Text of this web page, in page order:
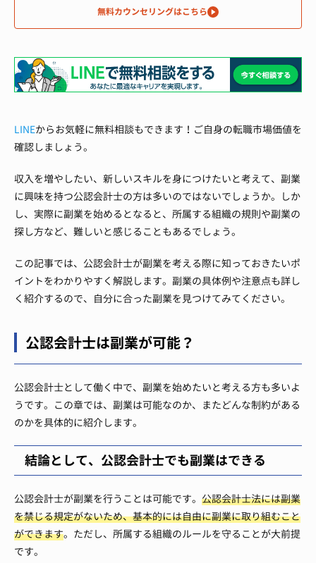
無料カウンセリングはこちら
LINEからお気軽に無料相談もできます！ご自身の転職市場価値を
確認しましょう。
収入を増やしたい、新しいスキルを身につけたいと考えて、副業
に興味を持つ公認会計士の方は多いのではないでしょうか。しか
し、実際に副業を始めるとなると、所属する組織の規則や副業の
探し方など、難しいと感じることもあるでしょう。
この記事では、公認会計士が副業を考える際に知っておきたいポ
イントをわかりやすく解説します。副業の具体例や注意点も詳し
く紹介するので、自分に合った副業を見つけてみてください。
公認会計士は副業が可能？
公認会計士として働く中で、副業を始めたいと考える方も多いよ
うです。この章では、副業は可能なのか、またどんな制約がある
のかを具体的に紹介します。
結論として、公認会計士でも副業はできる
公認会計士が副業を行うことは可能です。 公認会計士法には副業
を禁じる規定がないため、基本的には自由に副業に取り組むこと
ができます。ただし、所属する組織のルールを守ることが大前提
です。